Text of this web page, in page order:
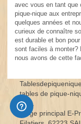
avec vous en tant que
pique-nique aux
quelques années et
curieux de connaître
est durable et bon
sont faciles à monter?
nous avons de cette
tables de pique-
bois.
Siège principal E-